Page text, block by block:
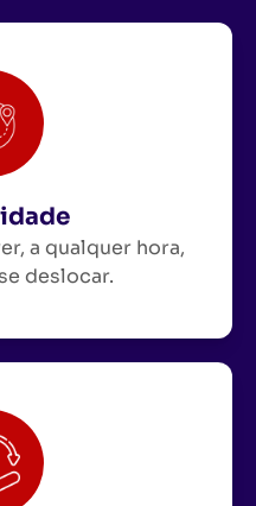
a qualquer hora,
deslocar.